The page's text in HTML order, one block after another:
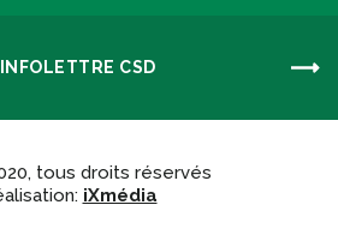
CSD
tous droits réservés
iXmédia